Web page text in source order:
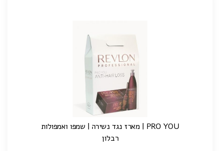
PRO YOU | מארז נגד נשירה | שמפו ואמפולות
רבלון